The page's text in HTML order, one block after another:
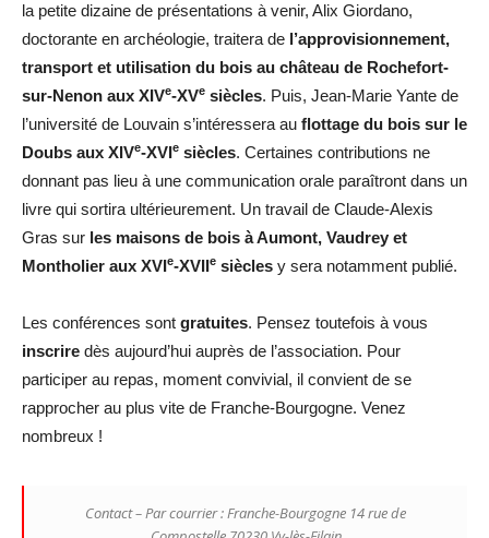
la petite dizaine de présentations à venir, Alix Giordano,
doctorante en archéologie, traitera de l’approvisionnement,
transport et utilisation du bois au château de Rochefort-
sur-Nenon aux XIVe-XVe siècles. Puis, Jean-Marie Yante de
l’université de Louvain s’intéressera au flottage du bois sur le
Doubs aux XIVe-XVIe siècles. Certaines contributions ne
donnant pas lieu à une communication orale paraîtront dans un
livre qui sortira ultérieurement. Un travail de Claude-Alexis
Gras sur les maisons de bois à Aumont, Vaudrey et
Montholier aux XVIe-XVIIe siècles y sera notamment publié.
Les conférences sont gratuites. Pensez toutefois à vous
inscrire dès aujourd’hui auprès de l’association. Pour
participer au repas, moment convivial, il convient de se
rapprocher au plus vite de Franche-Bourgogne. Venez
nombreux !
Contact – Par courrier : Franche-Bourgogne 14 rue de